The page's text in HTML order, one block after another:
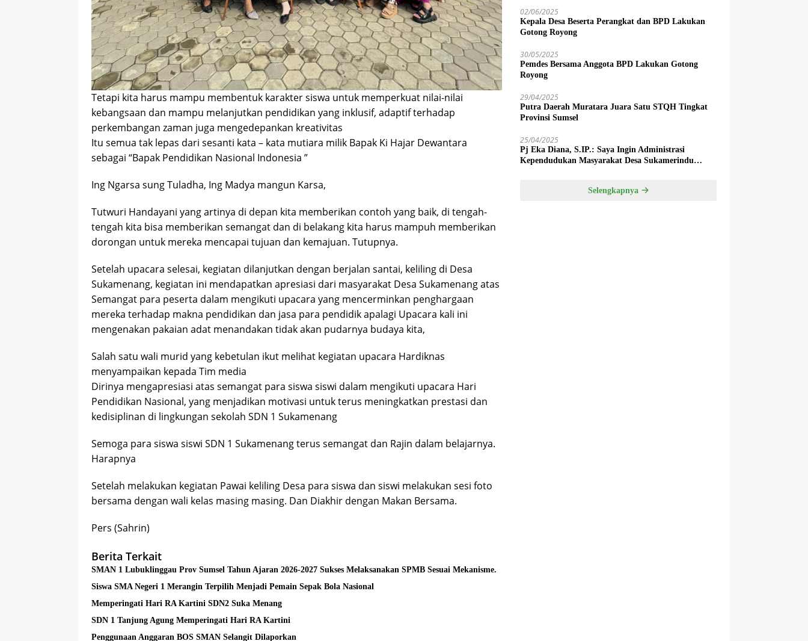
Tetapi kita harus mampu membentuk karakter siswa untuk memperkuat nilai-nilai
kebangsaan dan mampu melanjutkan pendidikan yang inklusif, adaptif terhadap
perkembangan zaman juga mengedepankan kreativitas
Itu semua tak lepas dari sesanti kata – kata mutiara milik Bapak Ki Hajar Dewantara
sebagai “Bapak Pendidikan Nasional Indonesia ”
Ing Ngarsa sung Tuladha, Ing Madya mangun Karsa,
Tutwuri Handayani yang artinya di depan kita memberikan contoh yang baik, di tengah-
tengah kita bisa memberikan semangat dan di belakang kita harus mampuh memberikan
dorongan untuk mereka mencapai tujuan dan kemajuan. Tutupnya.
Setelah upacara selesai, kegiatan dilanjutkan dengan berjalan santai, keliling di Desa
Sukamenang, kegiatan ini mendapatkan apresiasi dari masyarakat Desa Sukamenang atas
Semangat para peserta dalam mengikuti upacara yang mencerminkan penghargaan
mereka terhadap makna pendidikan dan jasa para pendidik apalagi Upacara kali ini
mengenakan pakaian adat menandakan tidak akan pudarnya budaya kita,
Salah satu wali murid yang kebetulan ikut melihat kegiatan upacara Hardiknas
menyampaikan kepada Tim media
Dirinya mengapresiasi atas semangat para siswa siswi dalam mengikuti upacara Hari
Pendidikan Nasional, yang menjadikan motivasi untuk terus meningkatkan prestasi dan
kedisiplinan di lingkungan sekolah SDN 1 Sukamenang
Semoga para siswa siswi SDN 1 Sukamenang terus semangat dan Rajin dalam belajarnya.
Harapnya
Setelah melakukan kegiatan Pawai keliling Desa para siswa dan siswi melakukan sesi foto
bersama dengan wali kelas masing masing. Dan Diakhir dengan Makan Bersama.
Pers (Sahrin)
Berita Terkait
SMAN 1 Lubuklinggau Prov Sumsel Tahun Ajaran 2026-2027 Sukses Melaksanakan SPMB Sesuai Mekanisme.
Siswa SMA Negeri 1 Merangin Terpilih Menjadi Pemain Sepak Bola Nasional
Memperingati Hari RA Kartini SDN2 Suka Menang
SDN 1 Tanjung Agung Memperingati Hari RA Kartini
Penggunaan Anggaran BOS SMAN Selangit Dilaporkan
02/06/2025
Kepala Desa Beserta Perangkat dan BPD Lakukan
Gotong Royong
30/05/2025
Pemdes Bersama Anggota BPD Lakukan Gotong
Royong
29/04/2025
Putra Daerah Muratara Juara Satu STQH Tingkat
Provinsi Sumsel
25/04/2025
Pj Eka Diana, S.IP.: Saya Ingin Administrasi
Kependudukan Masyarakat Desa Sukamerindu
Selengkapnya